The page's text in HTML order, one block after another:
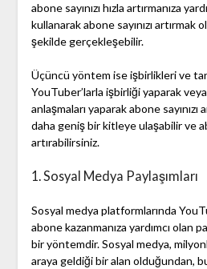
abone sayınızı hızla artırmanıza
kullanarak abone sayınızı artırmak
şekilde gerçekleşebilir.
Üçüncü yöntem ise işbirlikleri ve
YouTuber’larla işbirliği yaparak
anlaşmaları yaparak abone
daha geniş bir kitleye ulaşabilir ve
artırabilirsiniz.
1. Sosyal Medya Paylaşımları
Sosyal medya platformlarında
abone kazanmanıza yardımcı olan
bir yöntemdir. Sosyal medya,
araya geldiği bir alan olduğundan,